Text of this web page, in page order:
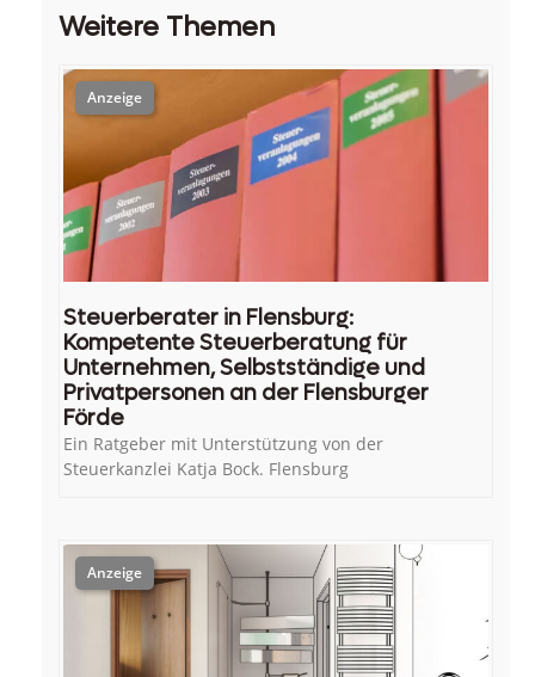
Weitere Themen
Steuerberater in Flensburg:
Kompetente Steuerberatung für
Unternehmen, Selbstständige und
Privatpersonen an der Flensburger
Förde
Ein Ratgeber mit Unterstützung von der
Steuerkanzlei Katja Bock. Flensburg